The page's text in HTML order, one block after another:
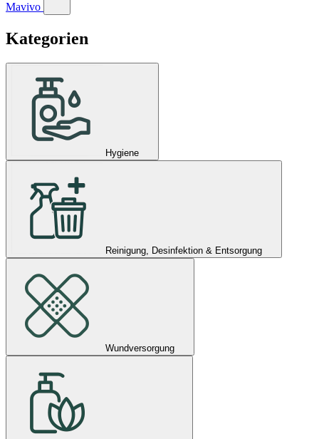
Mavivo
Kategorien
Hygiene
Reinigung, Desinfektion & Entsorgung
Wundversorgung